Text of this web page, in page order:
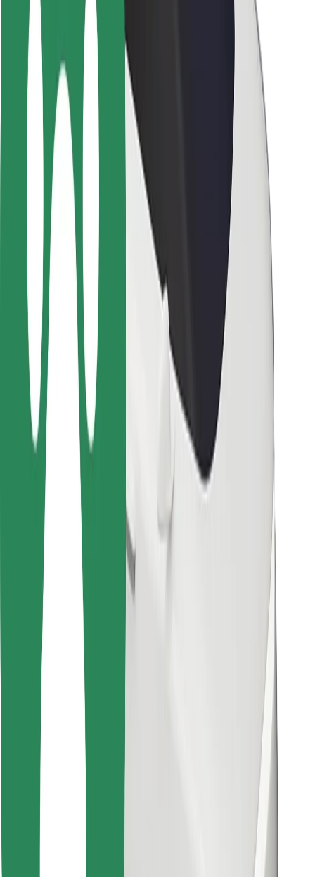
Segurança dos motoristas
Segurança das trotinetes
Safety Lab
Cidades
Localizações
Soluções para as cidades
Aeroportos
Estações de carregamento da Bolt
Ajuda
Para passageiros
Para motoristas
Para estafetas
Bolt Food
Para gestores de frota
Para restaurantes
Bolt for Business
Outros
Fornecedores
Termos & Condições
Segurança
Uma viagem em poucos minutos!
Instalar app da Bolt
Encontra o teu prato favorito!